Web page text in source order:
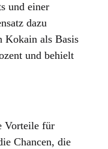
und einer
dazu
Kokain als Basis
und behielt
Vorteile für
Chancen, die